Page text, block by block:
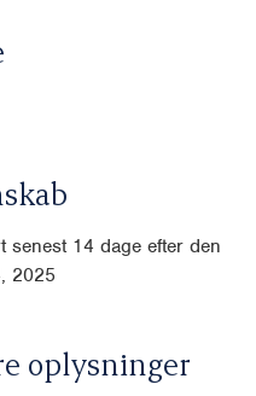
senest 14 dage efter den
2025
oplysninger